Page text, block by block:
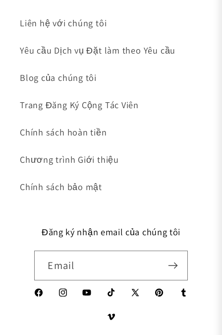
Liên hệ với chúng tôi
Yêu cầu Dịch vụ Đặt làm theo Yêu cầu
Blog của chúng tôi
Trang Đăng Ký Cộng Tác Viên
Chính sách hoàn tiền
Chương trình Giới thiệu
Chính sách bảo mật
Đăng ký nhận email của chúng tôi
Email
FacebookInstagramYouTubeTikTokX (Twitter)PinterestTumblr
Vimeo